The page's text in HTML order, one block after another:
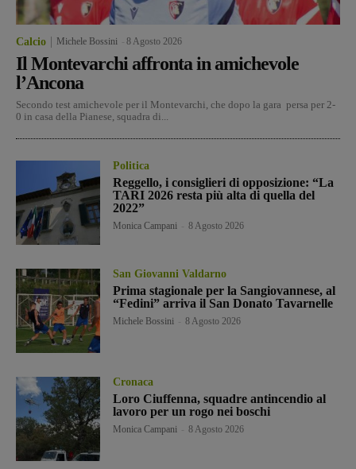
Calcio Michele Bossini 8 Agosto 2026
Il Montevarchi affronta in amichevole
l’Ancona
Secondo test amichevole per il Montevarchi, che dopo la gara persa per 2-
0 in casa della Pianese, squadra di...
Politica
Reggello, i consiglieri di opposizione: “La
TARI 2026 resta più alta di quella del
2022”
Monica Campani 8 Agosto 2026
San Giovanni Valdarno
Prima stagionale per la Sangiovannese, al
“Fedini” arriva il San Donato Tavarnelle
Michele Bossini 8 Agosto 2026
Cronaca
Loro Ciuffenna, squadre antincendio al
lavoro per un rogo nei boschi
Monica Campani 8 Agosto 2026